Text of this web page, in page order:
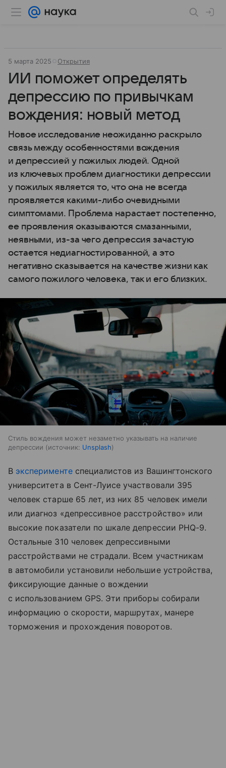
5 марта 2025 Открытия
ИИ поможет определять
депрессию по привычкам
вождения: новый метод
Новое исследование неожиданно раскрыло
связь между особенностями вождения
и депрессией у пожилых людей. Одной
из ключевых проблем диагностики депрессии
у пожилых является то, что она не всегда
проявляется какими-либо очевидными
симптомами. Проблема нарастает постепенно,
ее проявления оказываются смазанными,
неявными, из-за чего депрессия зачастую
остается недиагностированной, а это
негативно сказывается на качестве жизни как
самого пожилого человека, так и его близких.
Стиль вождения может незаметно указывать на наличие
депрессии
источник: Unsplash
В экспериментеспециалистов из Вашингтонского
университета в Сент-Луисе участвовали 395
человек старше 65 лет, из них 85 человек имели
или диагноз «депрессивное расстройство» или
высокие показатели по шкале депрессии PHQ-9.
Остальные 310 человек депрессивными
расстройствами не страдали. Всем участникам
в автомобили установили небольшие устройства,
фиксирующие данные о вождении
с использованием GPS. Эти приборы собирали
информацию о скорости, маршрутах, манере
торможения и прохождения поворотов.